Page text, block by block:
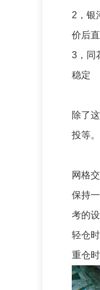
2，银
价后
3，同
稳定
除了
投等
网格
保持
考的
轻仓
重仓